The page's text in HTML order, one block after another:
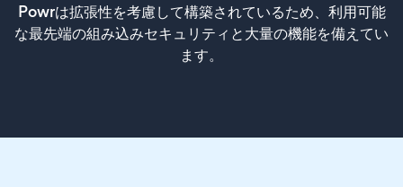
Powrは拡張性を考慮して構築されているため、利用可能
な最先端の組み込みセキュリティと大量の機能を備えてい
ます。